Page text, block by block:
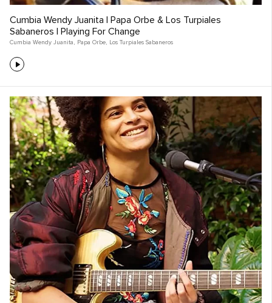
Cumbia Wendy Juanita | Papa Orbe & Los Turpiales
Sabaneros | Playing For Change
Cumbia Wendy Juanita , Papa Orbe, Los Turpiales Sabaneros